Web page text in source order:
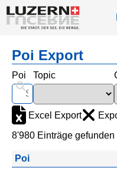
Poi Export
Poi Topic
Excel Export
8'980 Einträge gefunden
Poi